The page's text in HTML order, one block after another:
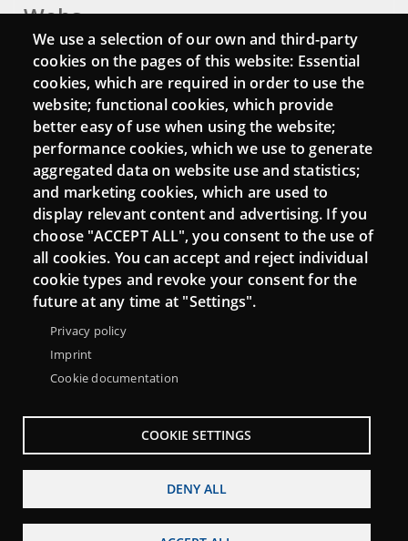
Webs
Login
Mattermost Punt TIC
Moodle CampusLab
Connect
Contact
Newsletters
We use a selection of our own and third-party
cookies on the pages of this website: Essential
cookies, which are required in order to use the
website; functional cookies, which provide
better easy of use when using the website;
performance cookies, which we use to generate
aggregated data on website use and statistics;
and marketing cookies, which are used to
display relevant content and advertising. If you
choose "ACCEPT ALL", you consent to the use of
all cookies. You can accept and reject individual
cookie types and revoke your consent for the
future at any time at "Settings".
Privacy policy
Imprint
Cookie documentation
COOKIE SETTINGS
DENY ALL
Menu
About Punt TIC network Legal notice